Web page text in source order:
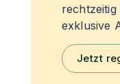
exklusive
Jetzt